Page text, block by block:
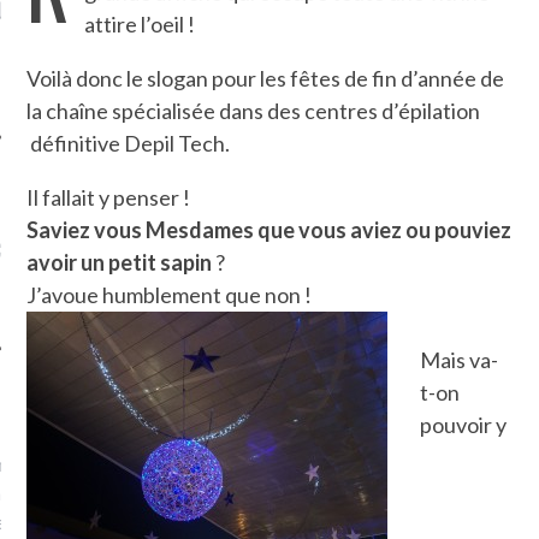
DE L’AMBASSADE
À PARIS. POURQUOI
CHAMPIGNONS ET AUX
?
MES DERNIERS
SUR FACEBOOK
QUI MARCHE
journaliste à France
toujours aimé marcher.
conquis mais en
attire l’oeil !
Voilà donc le slogan pour les fêtes de fin d’année de
la chaîne spécialisée dans des centres d’épilation
définitive Depil Tech.
Il fallait y penser !
Saviez vous Mesdames que vous aviez ou pouviez
avoir un petit sapin ?
J’avoue humblement que non !
Mais va-
t-on
pouvoir y